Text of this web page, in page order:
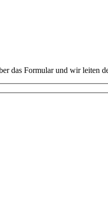
das Formular und wir leiten